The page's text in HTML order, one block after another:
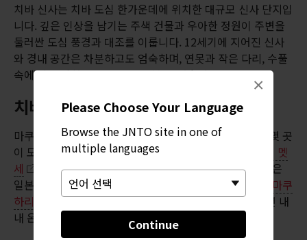
Please Choose Your Language
Browse the JNTO site in one of
multiple languages
Continue
×
치바 신사는 치바 도심 한가운데에 위치한 대규모 신사 단지입
니다. 깊은 인상을 남기는 주색 건물과 우아한 정원이 주변을
둘러싼 도심 풍경과 대조를 이룹니다. 12세기에 지어진 신사
와 경내 공간은 차분하고도 엄숙하며, 연못과 작은 다리, 수풀
속에 살짝 감춰진 작은 신사도 볼 수 있습니다.
치바시 만남의 중심 마쿠하리
마쿠하리는 치바에서 가장 유명한 경기장과 이벤트 센터 몇 곳
이 모여 있는 상업 지구 겸 쇼핑가입니다. 이곳에
마쿠하리 멧
세
지바 마린 스타디움
이 있습니다. 마린 스타디움은
일본의 프로 야구팀인 치바 롯데 마린스의 홈구장입니다. 마쿠
하리 멧세
는 일본에서 두 번째로 큰 컨벤션 센터로 일 년 내
내 온갖 다양한 행사가 개최되는 곳입니다.